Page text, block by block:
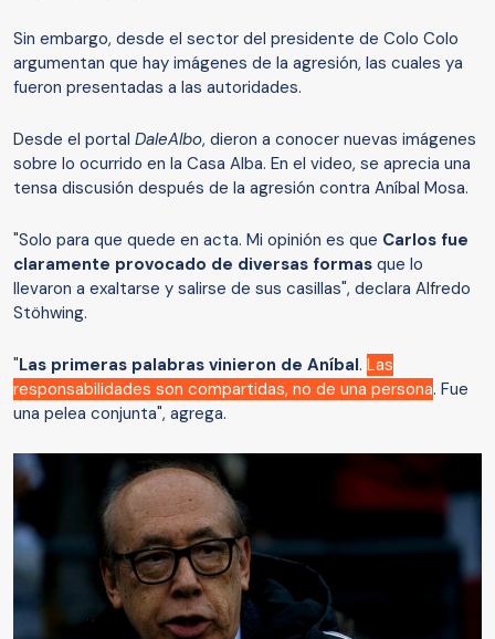
Sin embargo, desde el sector del presidente de Colo Colo
argumentan que hay imágenes de la agresión, las cuales ya
fueron presentadas a las autoridades.
Desde el portal DaleAlbo, dieron a conocer nuevas imágenes
sobre lo ocurrido en la Casa Alba. En el video, se aprecia una
tensa discusión después de la agresión contra Aníbal Mosa.
"Solo para que quede en acta. Mi opinión es que Carlos fue
claramente provocado de diversas formas que lo
llevaron a exaltarse y salirse de sus casillas", declara Alfredo
Stöhwing.
"Las primeras palabras vinieron de Aníbal. Las
responsabilidades son compartidas, no de una persona. Fue
una pelea conjunta", agrega.